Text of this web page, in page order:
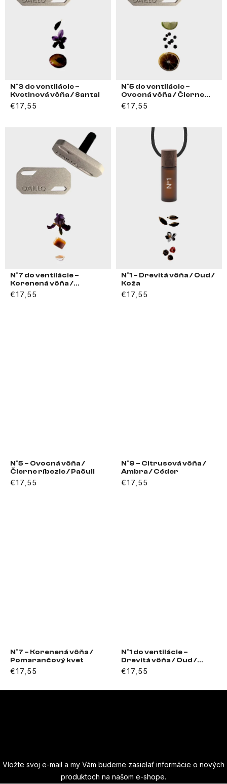
N°3 do ventilácie –
Kvetinová vôňa / Santal
€17,55
N°5 do ventilácie –
Ovocná vôňa / Čierne
ríbezle / Pačuli
€17,55
N°7 do ventilácie –
Korenená vôňa /
Pomarančový kvet
€17,55
N°1 – Drevitá vôňa / Oud /
Koža
€17,55
N°5 – Ovocná vôňa /
Čierne ríbezle / Pačuli
€17,55
N°9 – Citrusová vôňa /
Ambra / Céder
€17,55
N°7 – Korenená vôňa /
Pomarančový kvet
€17,55
N°1 do ventilácie –
Drevitá vôňa / Oud /
Koža
€17,55
ä
Vložte svoj e-mail a my Vám budeme zasielať informácie o nových
produktoch na našom e-shope.